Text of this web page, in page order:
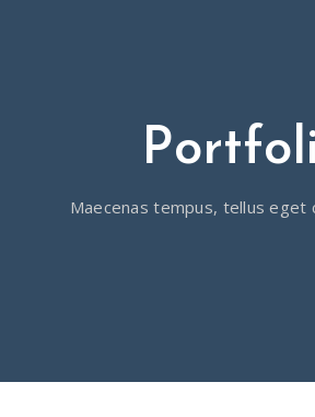
Maecenas tempus, tellus eget